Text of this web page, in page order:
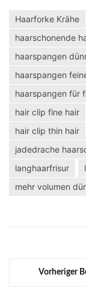
Haarforke Krähe
haarschonende
haarspangen
haarspangen
haarspangen für
hair clip fine hair
hair clip thin hair
jadedrache
langhaarfrisur
mehr volumen
Vorheriger